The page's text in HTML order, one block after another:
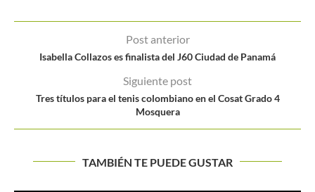
Post anterior
Isabella Collazos es finalista del J60 Ciudad de Panamá
Siguiente post
Tres títulos para el tenis colombiano en el Cosat Grado 4
Mosquera
TAMBIÉN TE PUEDE GUSTAR